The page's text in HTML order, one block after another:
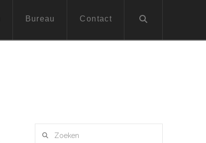
Bureau Contact